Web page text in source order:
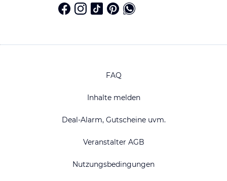
FAQ
Inhalte melden
Deal-Alarm, Gutscheine uvm.
Veranstalter AGB
Nutzungsbedingungen